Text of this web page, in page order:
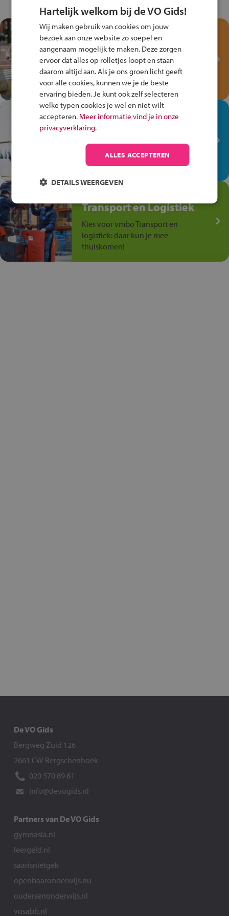
Test je kennis met het
Fiets Veilig
Verkeersspel!
Speel het Fiets Veilig Verkeersspel
en win een Cortina-fiets!
In de winkel ben je op je
plek!
Ontdek via het vmbo jouw talent
op de winkelvloer, waar elke dag
anders is!
Transport en Logistiek
Kies voor vmbo Transport en
logistiek: daar kun je mee
thuiskomen!
De VO Gids
Bergweg Zuid 126
2661 CW Bergschenhoek
020 570 89 81
info@devogids.nl
Partners van De VO Gids
gymnasia.nl
leergeld.nl
saarisnietgek
openbaaronderwijs.nu
oudersenonderwijs.nl
vosabb.nl
Hartelijk welkom bij de VO Gids!
Wij maken gebruik van cookies om jouw
bezoek aan onze website zo soepel en
aangenaam mogelijk te maken. Deze zorgen
ervoor dat alles op rolletjes loopt en staan
daarom altijd aan. Als je ons groen licht geeft
voor alle cookies, kunnen we je de beste
ervaring bieden. Je kunt ook zelf selecteren
welke typen cookies je wel en niet wilt
accepteren. Meer informatie vind je in onze
privacyverklaring.
ALLES ACCEPTEREN
DETAILS WEERGEVEN